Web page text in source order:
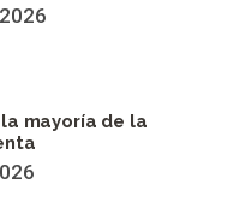
mayoría de la